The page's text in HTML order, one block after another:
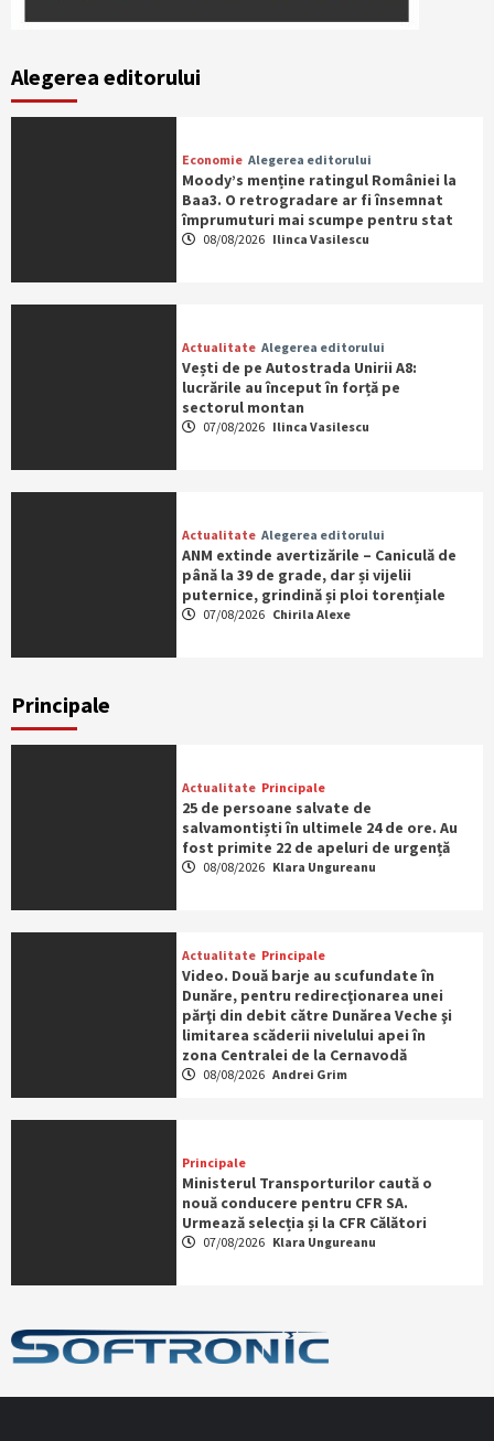
Alegerea editorului
Economie Alegerea editorului
Moody’s menține ratingul României la
Baa3. O retrogradare ar fi însemnat
împrumuturi mai scumpe pentru stat
08/08/2026 Ilinca Vasilescu
Actualitate Alegerea editorului
Vești de pe Autostrada Unirii A8:
lucrările au început în forță pe
sectorul montan
07/08/2026 Ilinca Vasilescu
Actualitate Alegerea editorului
ANM extinde avertizările – Caniculă de
până la 39 de grade, dar și vijelii
puternice, grindină și ploi torențiale
07/08/2026 Chirila Alexe
Principale
Actualitate Principale
25 de persoane salvate de
salvamontiști în ultimele 24 de ore. Au
fost primite 22 de apeluri de urgență
08/08/2026 Klara Ungureanu
Actualitate Principale
Video. Două barje au scufundate în
Dunăre, pentru redirecţionarea unei
părţi din debit către Dunărea Veche şi
limitarea scăderii nivelului apei în
zona Centralei de la Cernavodă
08/08/2026 Andrei Grim
Principale
Ministerul Transporturilor caută o
nouă conducere pentru CFR SA.
Urmează selecția și la CFR Călători
07/08/2026 Klara Ungureanu